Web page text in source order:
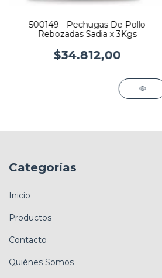
500149 - Pechugas De Pollo
Rebozadas Sadia x 3Kgs
$34.812,00
Categorías
Inicio
Productos
Contacto
Quiénes Somos